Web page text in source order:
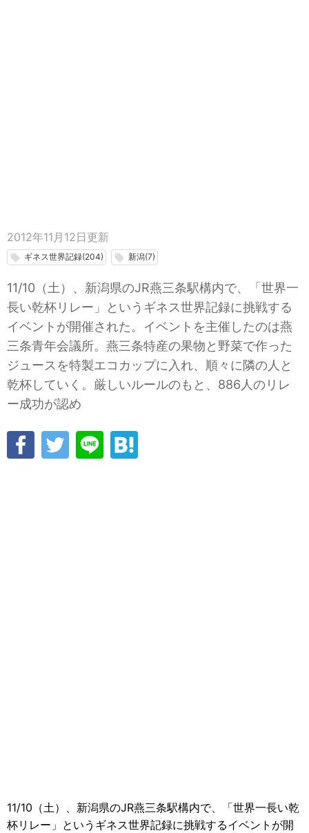
2012年11月12日 更新
local_offer ギネス世界記録(204) local_offer 新潟(7)
11/10（土）、新潟県のJR燕三条駅構内で、「世界一
長い乾杯リレー」というギネス世界記録に挑戦する
イベントが開催された。イベントを主催したのは燕
三条青年会議所。燕三条特産の果物と野菜で作った
ジュースを特製エコカップに入れ、順々に隣の人と
乾杯していく。厳しいルールのもと、886人のリレ
ー成功が認め
11/10（土）、新潟県のJR燕三条駅構内で、「世界一長い乾
杯リレー」というギネス世界記録に挑戦するイベントが開